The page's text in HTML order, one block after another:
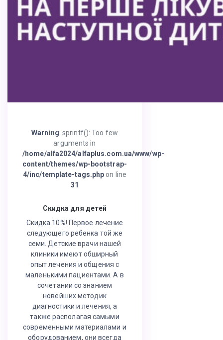
Warning: sprintf(): Too few
arguments in
/home/alfa2024/alfaplus.com.ua/www/wp-
content/themes/wp-bootstrap-
4/inc/template-tags.php on line
31
Скидка для детей
Скидка 10%! Первое лечение
следующего ребенка той же
семи. Детские врачи нашей
клиники имеют обширный
опыт лечения и общения с
маленькими пациентами. А в
сочетании со знанием
новейших методик
диагностики и лечения, а
также располагая самыми
современными материалами и
оборудованием, они всегда